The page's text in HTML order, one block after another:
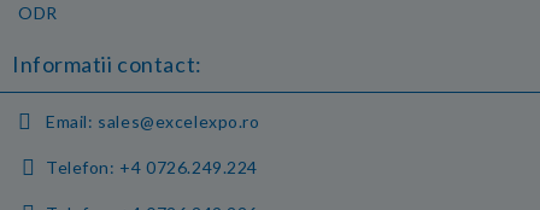
ODR
Informatii contact:
Email: sales@excelexpo.ro
Telefon: +4 0726.249.224